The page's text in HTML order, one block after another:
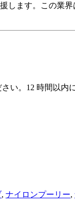
ます。この業
い。12 時間以内
, ナイロンプーリー,